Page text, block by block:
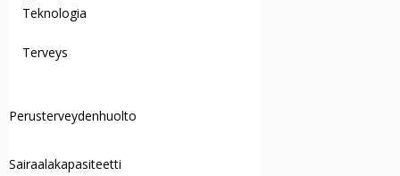
Teknologia
Terveys
Perusterveydenhuolto
Sairaalakapasiteetti